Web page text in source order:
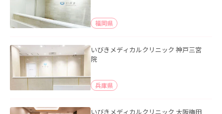
福岡県
いびきメディカルクリニック 神戸三宮
院
兵庫県
いびきメディカルクリニック 大阪梅田